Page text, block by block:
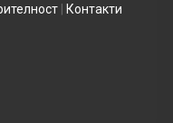
Контакти